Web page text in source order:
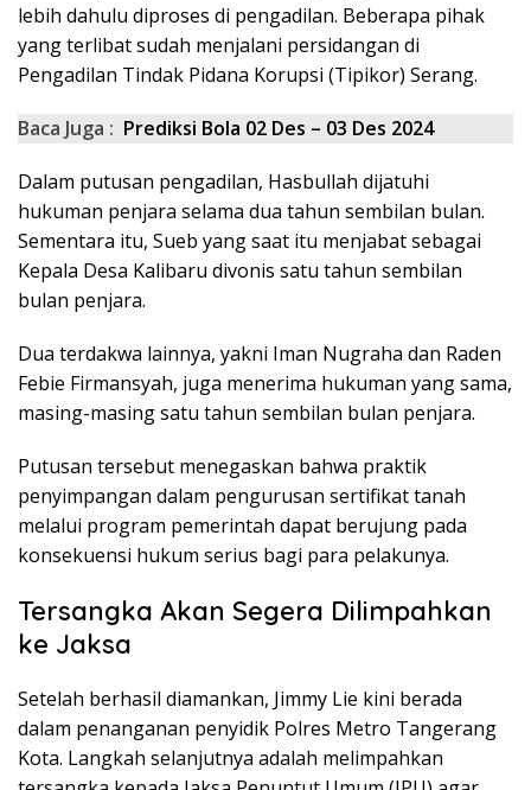
lebih dahulu diproses di pengadilan. Beberapa pihak
yang terlibat sudah menjalani persidangan di
Pengadilan Tindak Pidana Korupsi (Tipikor) Serang.
Baca Juga : Prediksi Bola 02 Des – 03 Des 2024
Dalam putusan pengadilan, Hasbullah dijatuhi
hukuman penjara selama dua tahun sembilan bulan.
Sementara itu, Sueb yang saat itu menjabat sebagai
Kepala Desa Kalibaru divonis satu tahun sembilan
bulan penjara.
Dua terdakwa lainnya, yakni Iman Nugraha dan Raden
Febie Firmansyah, juga menerima hukuman yang sama,
masing-masing satu tahun sembilan bulan penjara.
Putusan tersebut menegaskan bahwa praktik
penyimpangan dalam pengurusan sertifikat tanah
melalui program pemerintah dapat berujung pada
konsekuensi hukum serius bagi para pelakunya.
Tersangka Akan Segera Dilimpahkan
ke Jaksa
Setelah berhasil diamankan, Jimmy Lie kini berada
dalam penanganan penyidik Polres Metro Tangerang
Kota. Langkah selanjutnya adalah melimpahkan